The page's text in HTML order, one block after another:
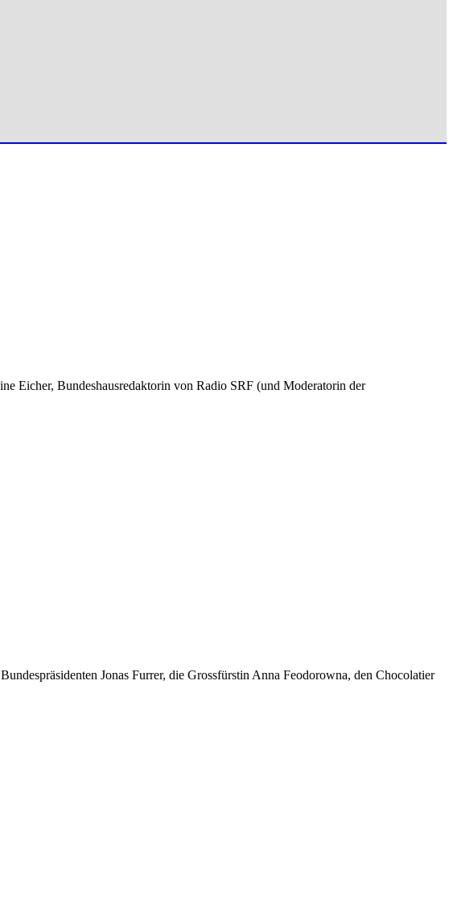
Eicher, Bundeshausredaktorin von Radio SRF (und Moderatorin der
Jonas Furrer, die Grossfürstin Anna Feodorowna, den Chocolatier